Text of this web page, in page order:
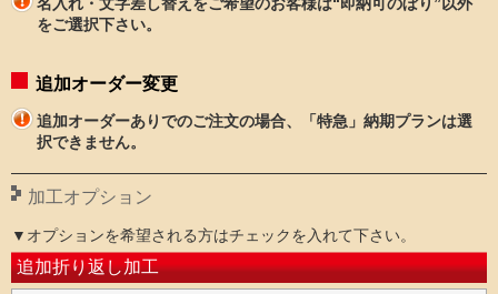
をご選択下さい。
追加オーダー変更
追加オーダーありでのご注文の場合、「特急」納期プランは選
択できません。
加工オプション
▼オプションを希望される方はチェックを入れて下さい。
追加折り返し加工